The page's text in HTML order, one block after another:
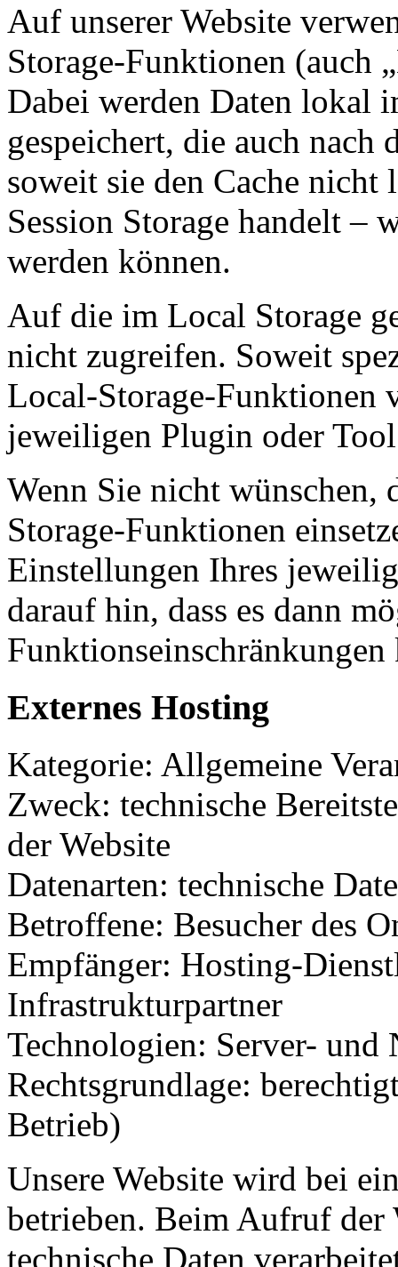
Auf unserer Website
Storage-Funktionen (auch
Dabei werden Daten lokal
gespeichert, die auch nach
soweit sie den Cache nicht
Session Storage handelt –
werden können.
Auf die im Local Storage
nicht zugreifen. Soweit
Local-Storage-Funktionen
jeweiligen Plugin oder
Wenn Sie nicht wünschen,
Storage-Funktionen
Einstellungen Ihres
darauf hin, dass es dann
Externes Hosting
Kategorie: Allgemeine
Zweck: technische
der Website
Datenarten: technische
Betroffene: Besucher des
Empfänger: Hosting-
Infrastrukturpartner
Technologien: Server-
Rechtsgrundlage:
Betrieb)
Unsere Website wird bei
betrieben. Beim Aufruf der
technische Daten